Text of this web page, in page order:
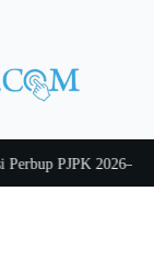
PJPK 2026–2030